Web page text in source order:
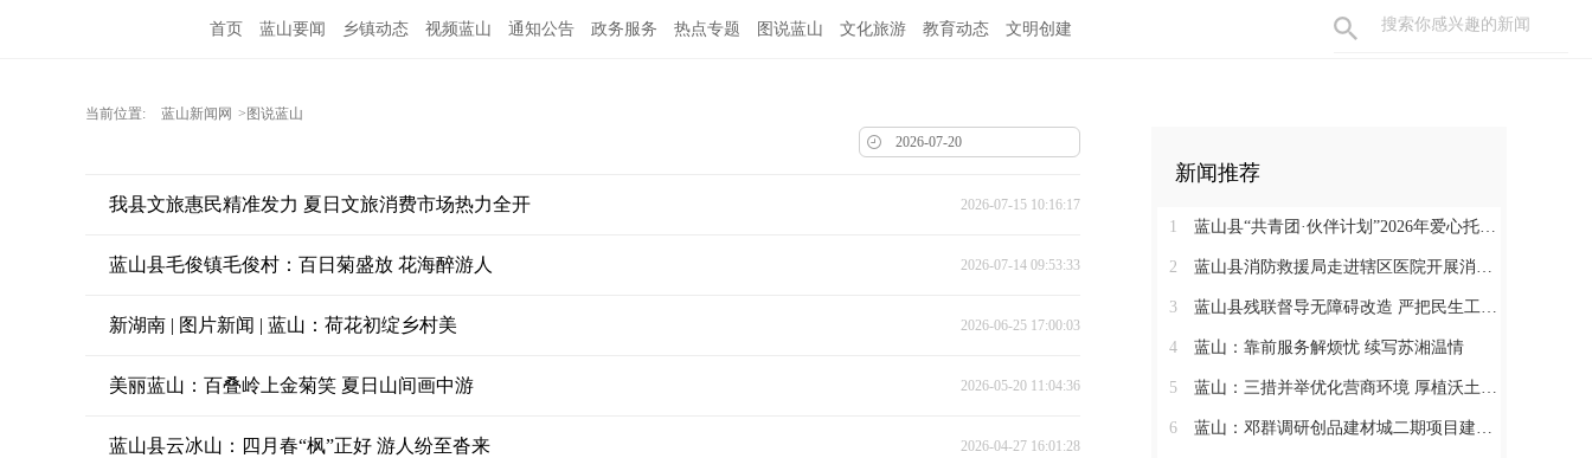
首页 蓝山要闻 乡镇动态 视频蓝山 通知公告 政务服务 热点专题 图说蓝山 文化旅游 教育动态 文明创建
当前位置: 蓝山新闻网 >图说蓝山
我县文旅惠民精准发力 夏日文旅消费市场热力全开 2026-07-15 10:16:17
蓝山县毛俊镇毛俊村：百日菊盛放 花海醉游人 2026-07-14 09:53:33
新湖南 | 图片新闻 | 蓝山：荷花初绽乡村美 2026-06-25 17:00:03
美丽蓝山：百叠岭上金菊笑 夏日山间画中游 2026-05-20 11:04:36
蓝山县云冰山：四月春“枫”正好 游人纷至沓来 2026-04-27 16:01:28
新闻推荐
1 蓝山县“共青团·伙伴计划”2026年爱心托管班圆满结束
2 蓝山县消防救援局走进辖区医院开展消防知识培训及灭火演练
3 蓝山县残联督导无障碍改造 严把民生工程质量
4 蓝山：靠前服务解烦忧 续写苏湘温情
5 蓝山：三措并举优化营商环境 厚植沃土汇聚发展动能
6 蓝山：邓群调研创品建材城二期项目建设情况